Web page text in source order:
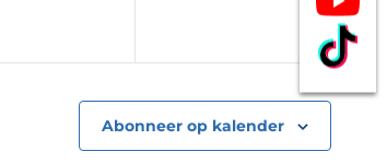
Abonneer op kalender